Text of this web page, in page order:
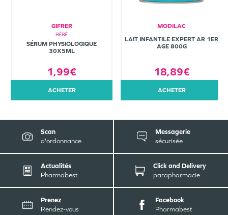
GIFRER
BÉBÉ
SÉRUM PHYSIOLOGIQUE
30X5ML
1,99€
ACHETER
MODILAC
LAIT INFANTILE EXPERT AR 1ER
AGE 800G
18,89€
ACHETER
Scan
d'ordonnance
Messagerie
sécurisée
Actualités
Pharmabest
Click and Delivery
parapharmacie
Prenez
Rendez-vous
Facebook
Pharmabest